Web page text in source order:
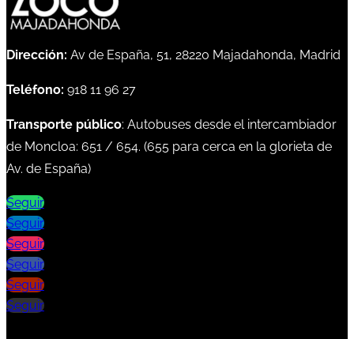
Dirección: Av de España, 51, 28220 Majadahonda, Madrid
Teléfono: 918 11 96 27
Transporte público: Autobuses desde el intercambiador
de Moncloa: 651 / 654. (655 para cerca en la glorieta de
Av. de España)
Seguir
Seguir
Seguir
Seguir
Seguir
Seguir